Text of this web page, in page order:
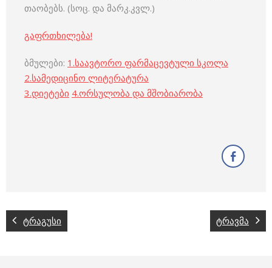
თაობებს. (სოც. და მარკ.კვლ.)
გაფრთხილება!
ბმულები: 1.საავტორო ფარმაცევტული სკოლა
2.სამედიცინო ლიტერატურა
3.დიეტები 4.ორსულობა და მშობიარობა
ტრაგუსი ტრავმა